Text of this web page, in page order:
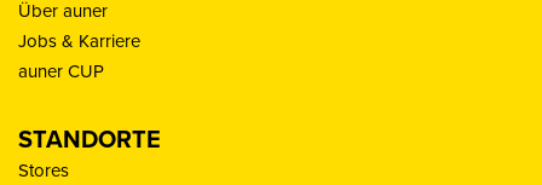
Über auner
Jobs & Karriere
auner CUP
STANDORTE
Stores